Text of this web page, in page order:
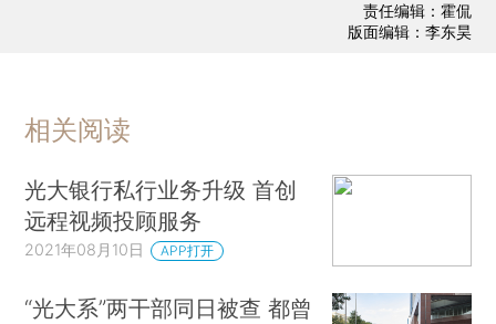
责任编辑：霍侃
版面编辑：李东昊
相关阅读
光大银行私行业务升级 首创
远程视频投顾服务
2021年08月10日 APP打开
“光大系”两干部同日被查 都曾